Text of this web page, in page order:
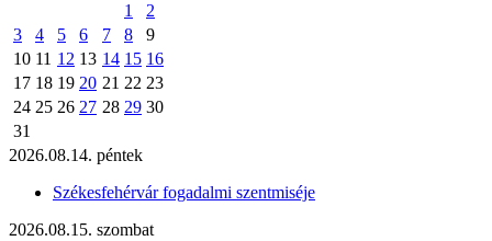
1
2
3
4 5 6 7 8
9
10 11 12 13 14 15 16
17 18 19 20 21 22 23
24 25 26 27 28 29 30
31
2026.08.14. péntek
Székesfehérvár fogadalmi szentmiséje
2026.08.15. szombat